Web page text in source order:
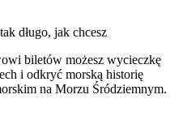
długo, jak chcesz
biletów możesz wycieczkę
i odkryć morską historię
na Morzu Śródziemnym.